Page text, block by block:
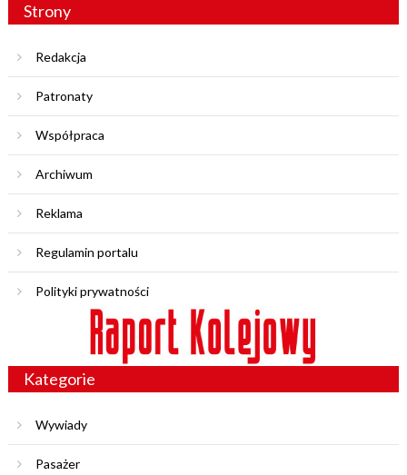
Strony
Redakcja
Patronaty
Współpraca
Archiwum
Reklama
Regulamin portalu
Polityki prywatności
Kategorie
Wywiady
Pasażer